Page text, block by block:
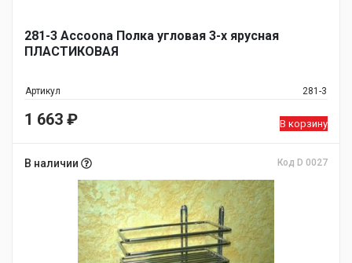
281-3 Accoona Полка угловая 3-х ярусная
ПЛАСТИКОВАЯ
Артикул 281-3
1 663 ₽ В корзину
В наличии Код D 0027